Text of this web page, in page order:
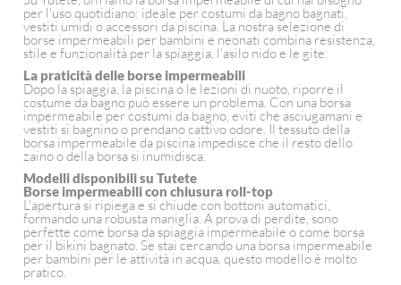
per l'uso quotidiano: ideale per costumi da bagno bagnati,
vestiti umidi o accessori da piscina. La nostra selezione di
borse impermeabili per bambini e neonati combina resistenza,
stile e funzionalità per la spiaggia, l'asilo nido e le gite.
La praticità delle borse impermeabili
Dopo la spiaggia, la piscina o le lezioni di nuoto, riporre il
costume da bagno può essere un problema. Con una borsa
impermeabile per costumi da bagno, eviti che asciugamani e
vestiti si bagnino o prendano cattivo odore. Il tessuto della
borsa impermeabile da piscina impedisce che il resto dello
zaino o della borsa si inumidisca.
Modelli disponibili su Tutete
Borse impermeabili con chiusura roll-top
L'apertura si ripiega e si chiude con bottoni automatici,
formando una robusta maniglia. A prova di perdite, sono
perfette come borsa da spiaggia impermeabile o come borsa
per il bikini bagnato. Se stai cercando una borsa impermeabile
per bambini per le attività in acqua, questo modello è molto
pratico.